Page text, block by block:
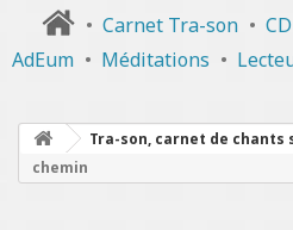
• Carnet Tra-son •
AdEum • Méditations •
Tra-son, carnet de chants
chemin